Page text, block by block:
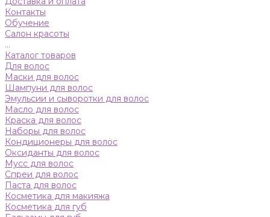
Контакты
Обучение
Салон красоты
...
Каталог товаров
Для волос
Маски для волос
Шампуни для волос
Эмульсии и сыворотки для волос
Масло для волос
Краска для волос
Наборы для волос
Кондиционеры для волос
Оксиданты для волос
Мусс для волос
Спреи для волос
Паста для волос
Косметика для макияжа
Косметика для губ